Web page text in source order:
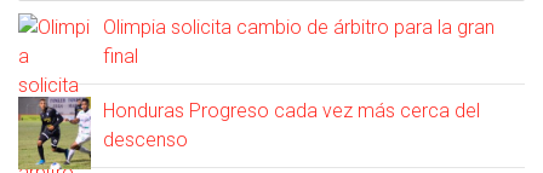
Olimpia solicita cambio de árbitro para la gran
final
Honduras Progreso cada vez más cerca del
descenso